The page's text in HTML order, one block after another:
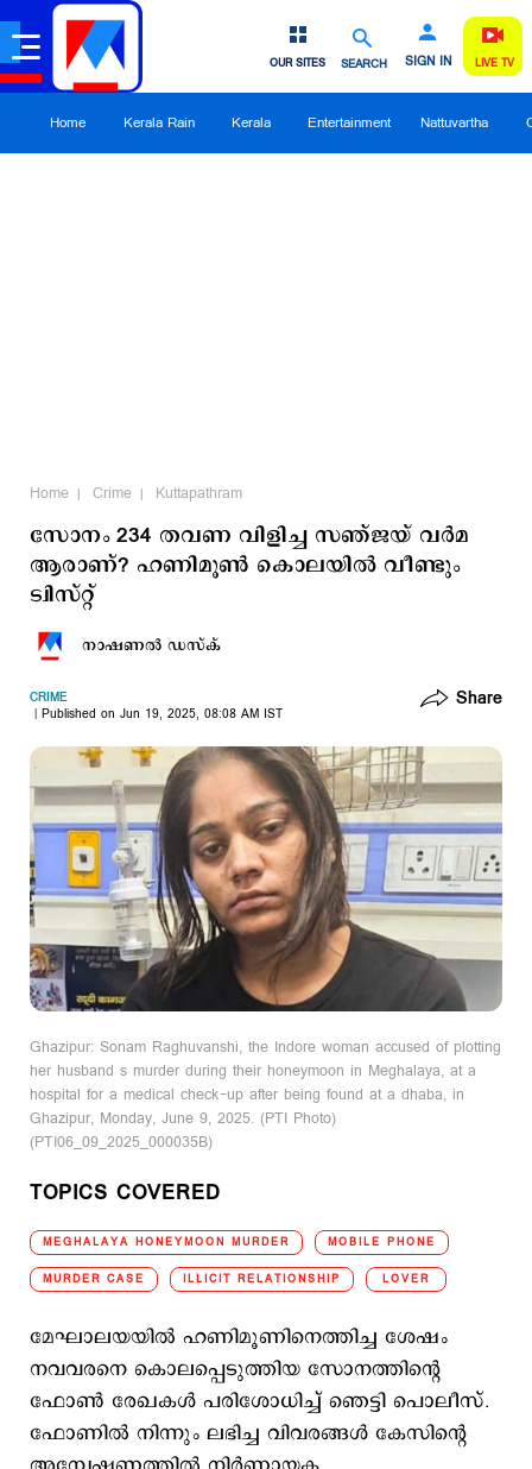
SEARCH SIGN IN
OUR SITES LIVE TV
Home Kerala Rain Kerala Entertainment Nattuvartha
Home Crime Kuttapathram
സോനം 234 തവണ വിളിച്ച സഞ്ജയ് വര്‍മ
ആരാണ്? ഹണിമൂണ്‍ കൊലയില്‍ വീണ്ടും
ട്വിസ്റ്റ്
നാഷണല്‍ ഡസ്ക്
CRIME
Published on Jun 19, 2025, 08:08 AM IST
Share
Ghazipur: Sonam Raghuvanshi, the Indore woman accused of plotting
her husband s murder during their honeymoon in Meghalaya, at a
hospital for a medical check-up after being found at a dhaba, in
Ghazipur, Monday, June 9, 2025. (PTI Photo)
(PTI06_09_2025_000035B)
TOPICS COVERED
MEGHALAYA HONEYMOON MURDER MOBILE PHONE
MURDER CASE ILLICIT RELATIONSHIP LOVER
മേഘാലയയില്‍ ഹണിമൂണിനെത്തിച്ച ശേഷം
നവവരനെ കൊലപ്പെടുത്തിയ സോനത്തിന്‍റെ
ഫോണ്‍ രേഖകള്‍ പരിശോധിച്ച് ഞെട്ടി പൊലീസ്.
ഫോണില്‍ നിന്നും ലഭിച്ച വിവരങ്ങള്‍ കേസിന്‍റെ